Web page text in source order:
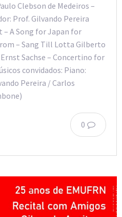
Clebson de Medeiros –
Prof. Gilvando Pereira
– A Song for Japan for
– Sang Till Lotta Gilberto
Sachse – Concertino for
convidados: Piano:
Pereira / Carlos
0